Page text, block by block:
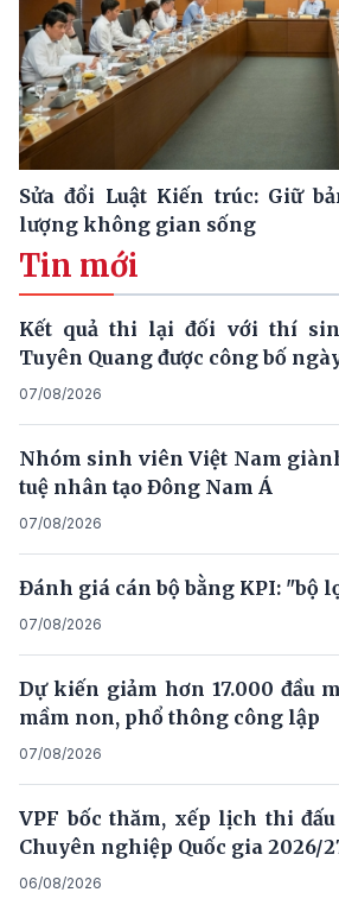
Sửa đổi Luật Kiến trúc: Giữ
lượng không gian sống
Tin mới
Kết quả thi lại đối với thí
Tuyên Quang được công bố
07/08/2026
Nhóm sinh viên Việt Nam
tuệ nhân tạo Đông Nam Á
07/08/2026
Đánh giá cán bộ bằng KPI: "bộ
07/08/2026
Dự kiến giảm hơn 17.000 đầu
mầm non, phổ thông công lập
07/08/2026
VPF bốc thăm, xếp lịch thi
Chuyên nghiệp Quốc gia 2026/
06/08/2026